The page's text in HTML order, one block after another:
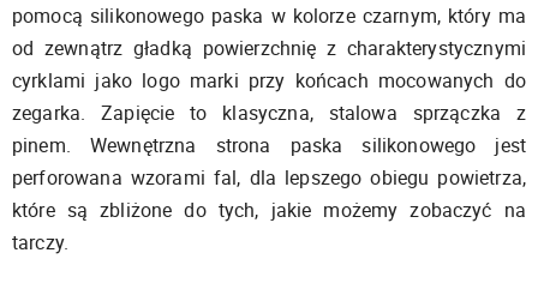
pomocą silikonowego paska w kolorze czarnym, który ma
od zewnątrz gładką powierzchnię z charakterystycznymi
cyrklami jako logo marki przy końcach mocowanych do
zegarka. Zapięcie to klasyczna, stalowa sprzączka z
pinem. Wewnętrzna strona paska silikonowego jest
perforowana wzorami fal, dla lepszego obiegu powietrza,
które są zbliżone do tych, jakie możemy zobaczyć na
tarczy.